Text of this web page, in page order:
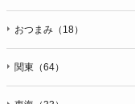
おつまみ（18）
関東（64）